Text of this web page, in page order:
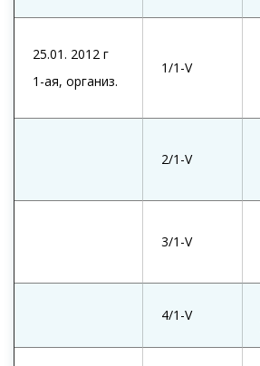
25.01. 2012 г
1-ая, организ.
1/1-V
2/1-V
3/1-V
4/1-V